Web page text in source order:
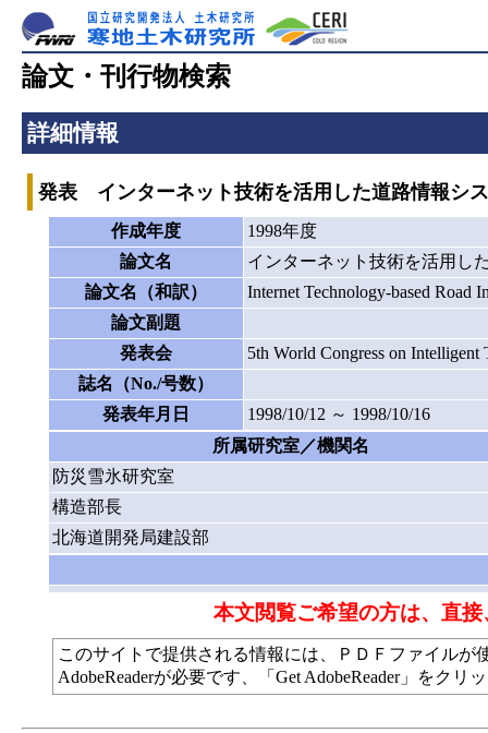
論文・刊行物検索
詳細情報
発表 インターネット技術を活用した道路情報シ
作成年度
1998年度
論文名
インターネット技術を活用し
論文名（和訳）
Internet Technology-based Road
論文副題
発表会
5th World Congress on
誌名（No./号数）
発表年月日
1998/10/12 ～ 1998/10/16
所属研究室／機関名
防災雪氷研究室
構造部長
北海道開発局建設部
本文閲覧ご希望の方は、直
このサイトで提供される情報には、ＰＤＦファイル
AdobeReaderが必要です、「Get AdobeReader」をク